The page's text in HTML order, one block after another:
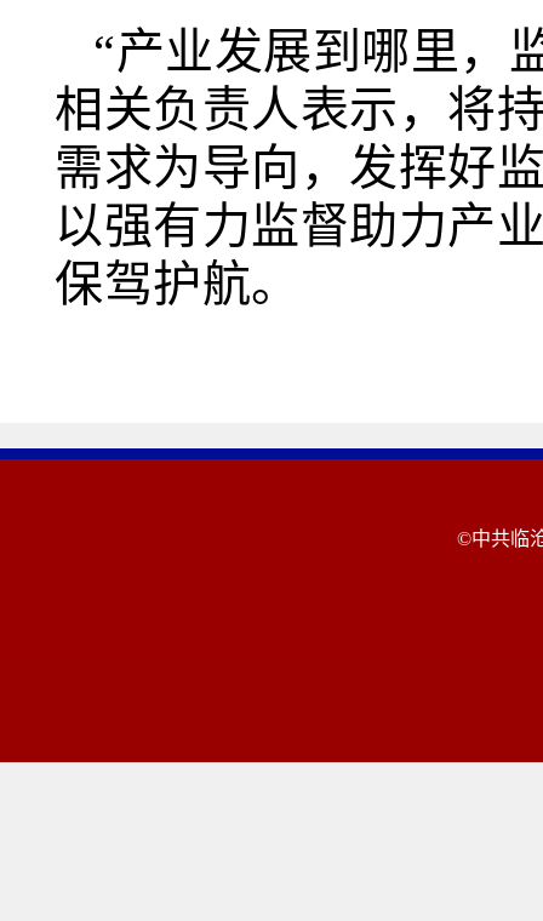
“产业发展到哪里，
相关负责人表示，将
需求为导向，发挥好
以强有力监督助力产
保驾护航。
©中共临